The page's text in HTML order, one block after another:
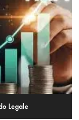
Legale